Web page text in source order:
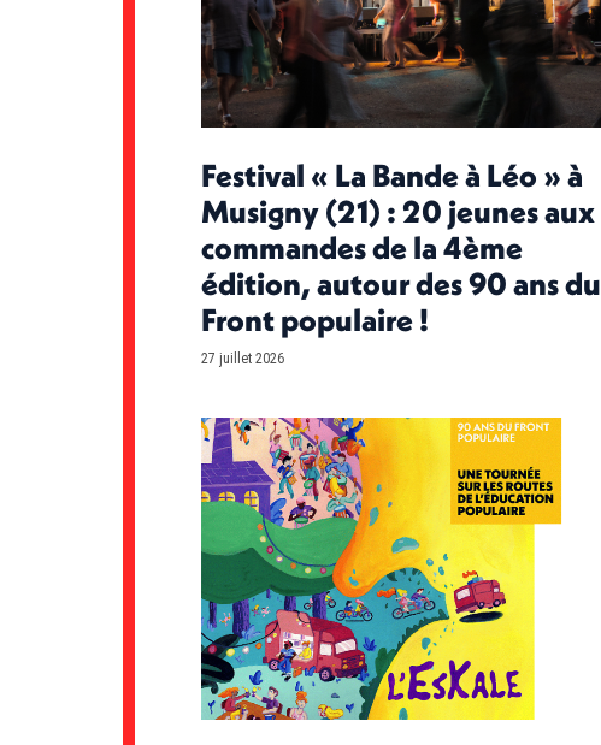
Festival « La Bande à Léo » à
Musigny (21) : 20 jeunes aux
commandes de la 4ème
édition, autour des 90 ans du
Front populaire !
27 juillet 2026